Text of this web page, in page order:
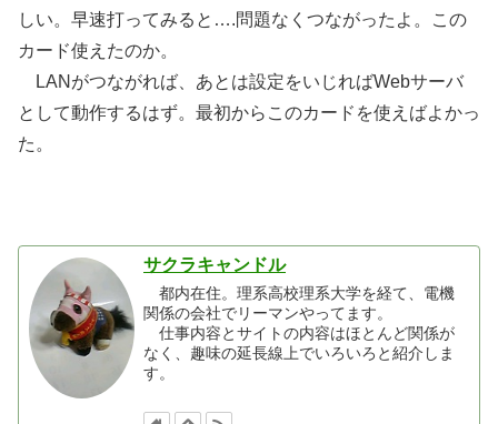
しい。早速打ってみると….問題なくつながったよ。この
カード使えたのか。
LANがつながれば、あとは設定をいじればWebサーバ
として動作するはず。最初からこのカードを使えばよかっ
た。
サクラキャンドル
都内在住。理系高校理系大学を経て、電機
関係の会社でリーマンやってます。
仕事内容とサイトの内容はほとんど関係が
なく、趣味の延長線上でいろいろと紹介しま
す。